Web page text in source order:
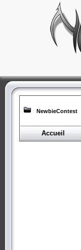
NewbieContest
Accueil